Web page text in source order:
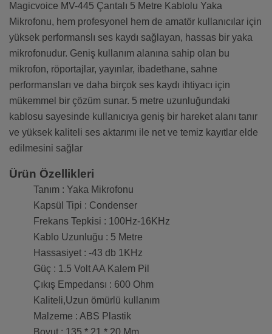
Magicvoice MV-445 Çantalı 5 Metre Kablolu Yaka
Mikrofonu, hem profesyonel hem de amatör kullanıcılar için
yüksek performanslı ses kaydı sağlayan, hassas bir yaka
mikrofonudur. Geniş kullanım alanına sahip olan bu
mikrofon, röportajlar, yayınlar, ibadethane, sahne
performansları ve daha birçok ses kaydı ihtiyacı için
mükemmel bir çözüm sunar. 5 metre uzunluğundaki
kablosu sayesinde kullanıcıya geniş bir hareket alanı tanır
ve yüksek kaliteli ses aktarımı ile net ve temiz kayıtlar elde
edilmesini sağlar
Ürün Özellikleri
Tanım : Yaka Mikrofonu
Kapsül Tipi : Condenser
Frekans Tepkisi : 100Hz-16KHz
Kablo Uzunluğu : 5 Metre
Hassasiyet : -43 db 1KHz
Güç : 1.5 Volt AA Kalem Pil
Çıkış Empedansı : 600 Ohm
Kaliteli,Uzun ömürlü kullanım
Malzeme : ABS Plastik